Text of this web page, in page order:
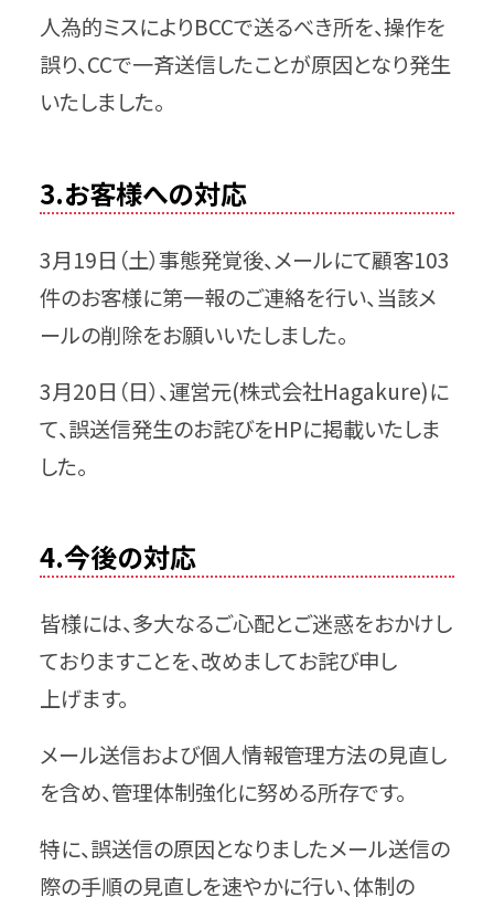
人為的ミスによりBCCで送るべき所を、操作を
誤り、CCで一斉送信したことが原因となり発生
いたしました。
3.お客様への対応
3月19日（土）事態発覚後、メールにて顧客103
件のお客様に第一報のご連絡を行い、当該メ
ールの削除をお願いいたしました。
3月20日（日）、運営元(株式会社Hagakure)に
て、誤送信発生のお詫びをHPに掲載いたしま
した。
4.今後の対応
皆様には、多大なるご心配とご迷惑をおかけし
ておりますことを、改めましてお詫び申し
上げます。
メール送信および個人情報管理方法の見直し
を含め、管理体制強化に努める所存です。
特に、誤送信の原因となりましたメール送信の
際の手順の見直しを速やかに行い、体制の